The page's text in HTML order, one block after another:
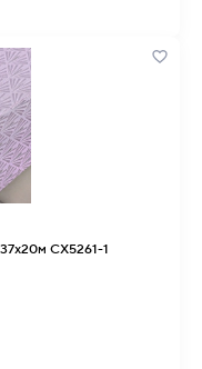
CX5261-1